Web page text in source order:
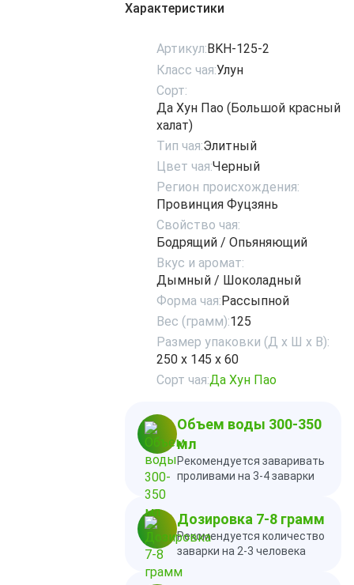
Характеристики
Артикул:BKH-125-2
Класс чая:Улун
Сорт:
Да Хун Пао (Большой красный
халат)
Тип чая:Элитный
Цвет чая:Черный
Регион происхождения:
Провинция Фуцзянь
Свойство чая:
Бодрящий / Опьяняющий
Вкус и аромат:
Дымный / Шоколадный
Форма чая:Рассыпной
Вес (грамм):125
Размер упаковки (Д х Ш х В):
250 х 145 х 60
Сорт чая:Да Хун Пао
Объем воды 300-350
мл
Рекомендуется заваривать
проливами на 3-4 заварки
Дозировка 7-8 грамм
Рекомендуется количество
заварки на 2-3 человека